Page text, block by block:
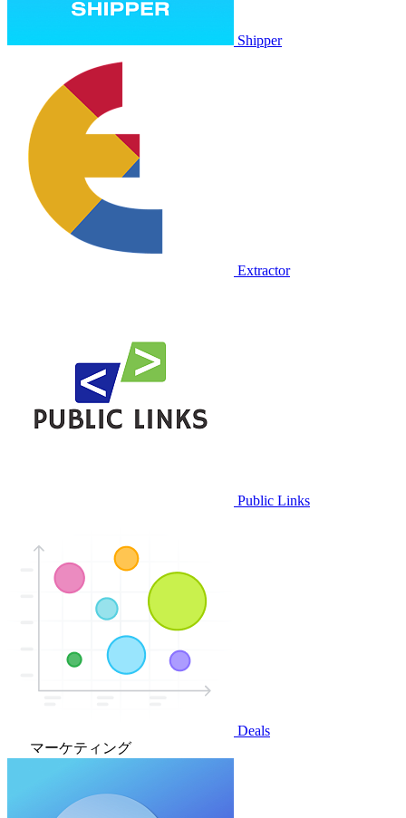
Shipper
Extractor
Public Links
Deals
マーケティング